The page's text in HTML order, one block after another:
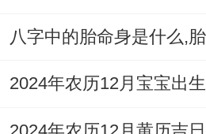
于要创意，沟通与灵活